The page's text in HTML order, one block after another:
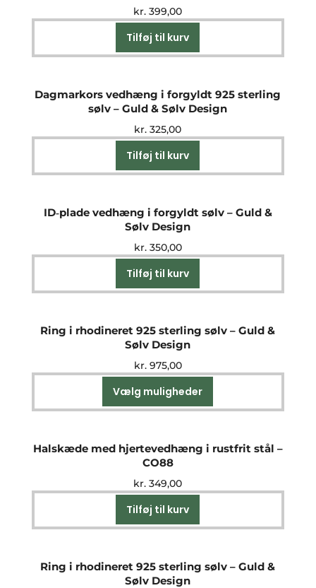
kr. 399,00
Tilføj til kurv
Dagmarkors vedhæng i forgyldt 925 sterling
sølv – Guld & Sølv Design
kr. 325,00
Tilføj til kurv
ID‑plade vedhæng i forgyldt sølv – Guld &
Sølv Design
kr.350,00
Tilføj til kurv
Ring i rhodineret 925 sterling sølv – Guld &
Sølv Design
kr.975,00
Vælg muligheder
vare
varianter.
kan
Halskæde med hjertevedhæng i rustfrit stål –
CO88
kr. 349,00
Tilføj til kurv
Ring i rhodineret 925 sterling sølv – Guld &
Sølv Design